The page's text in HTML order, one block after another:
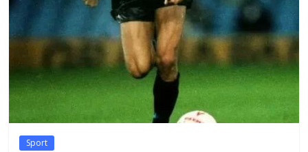
Sport